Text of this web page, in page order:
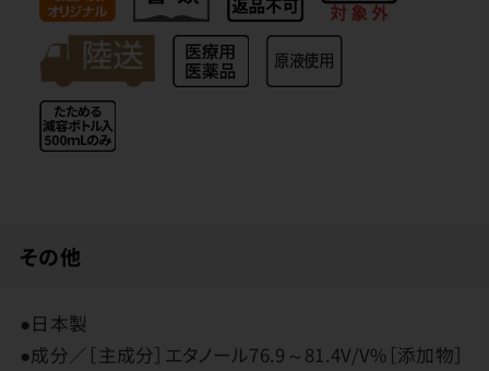
その他
●日本製
●成分／［主成分］エタノール76.9～81.4V/V%［添加物］